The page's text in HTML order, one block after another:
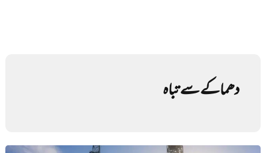
دھماکے سے تباہ